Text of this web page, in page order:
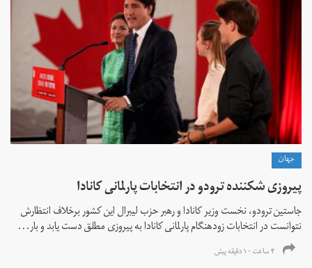
جهان
پیروزی شکننده ترودو در انتخابات پارلمانی کانادا
جاستین ترودو، نخست وزیر کانادا و رهبر حزب لیبرال این کشور برخلاف انتظارش
نتوانست در انتخابات زود‌هنگام پارلمانی کانادا به پیروزی مطلق دست یابد و بار...
۴ ساعت ۱۰ دقیقه پیش